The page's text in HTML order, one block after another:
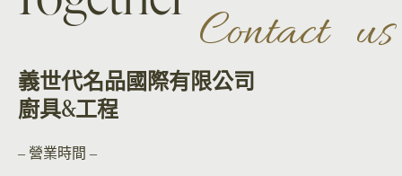
Contact us
義世代名品國際有限公司
廚具&工程
– 營業時間 –